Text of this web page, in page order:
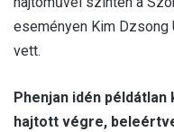
eseményen Kim
vett.
Phenjan idén
hajtott végre,